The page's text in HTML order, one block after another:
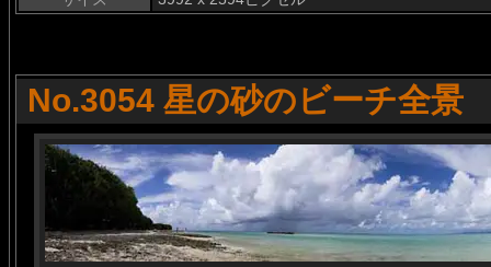
No.3054 星の砂のビーチ全景